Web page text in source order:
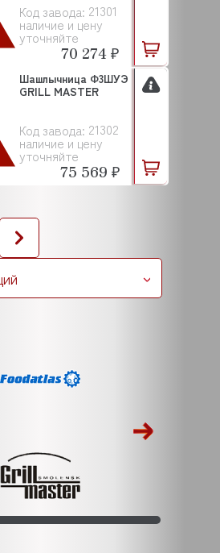
Код завода: 21301
наличие и цену
уточняйте
70 274 ₽
Код завода: 21302
наличие и цену
уточняйте
Шашлычница Ф3ШУЭ
GRILL MASTER
75 569 ₽